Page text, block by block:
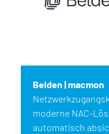
Belden | macmon
moderne NAC-
automatisch